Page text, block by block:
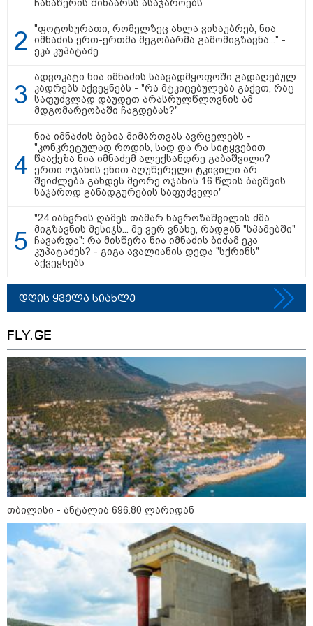
თბილისი - ანტალია 696.80
ლარიდან
თბილისი - ჰერაკლიონი 1778.80
ლარიდან
თბილისი - ბუდაპეშტი 1421.00
ლარიდან
მნიშვნელოვანი ინფორმაცია
ჩანაწერის შინაარსს ასაჯაროებს
"ფოტოსურათი, რომელზეც ახლა ვისაუბრებ, ნია
იმნაძის ერთ-ერთმა მეგობარმა გამომიგზავნა..." -
ეკა კუპატაძე
ადვოკატი ნია იმნაძის საავადმყოფოში გადაღებულ
კადრებს აქვეყნებს - "რა მტკიცებულება გაქვთ, რაც
საფუძვლად დაუდეთ არასრულწლოვნის ამ
მდგომარეობაში ჩაგდებას?"
ნია იმნაძის ბებია მიმართვას ავრცელებს -
"კონკრეტულად როდის, სად და რა სიტყვებით
წააქეზა ნია იმნაძემ ალექსანდრე გაბაშვილი?
ერთი ოჯახის ენით აღუწერელი ტკივილი არ
შეიძლება გახდეს მეორე ოჯახის 16 წლის ბავშვის
საჯაროდ განადგურების საფუძველი"
"24 იანვრის ღამეს თამარ ნავროზაშვილის ძმა
მიგზავნის მესიჯს... მე ვერ ვნახე, რადგან "სპამებში"
ჩავარდა": რა მისწერა ნია იმნაძის ბიძამ ეკა
კუპატაძეს? - გიგა ავალიანის დედა "სქრინს"
აქვეყნებს
დღის ყველა სიახლე
FLY.GE
თბილისი - ანტალია 696.80 ლარიდან